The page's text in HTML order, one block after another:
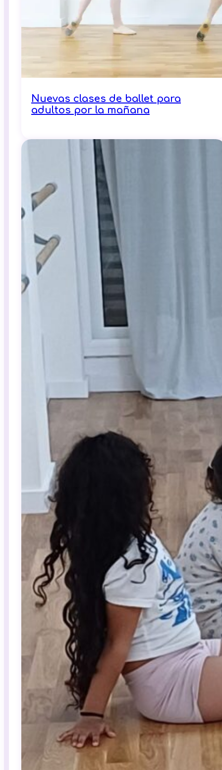
Nuevas clases de ballet para
adultos por la mañana